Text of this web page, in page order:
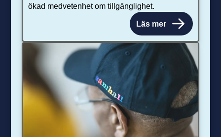
ökad medvetenhet om tillgänglighet.
Läs mer